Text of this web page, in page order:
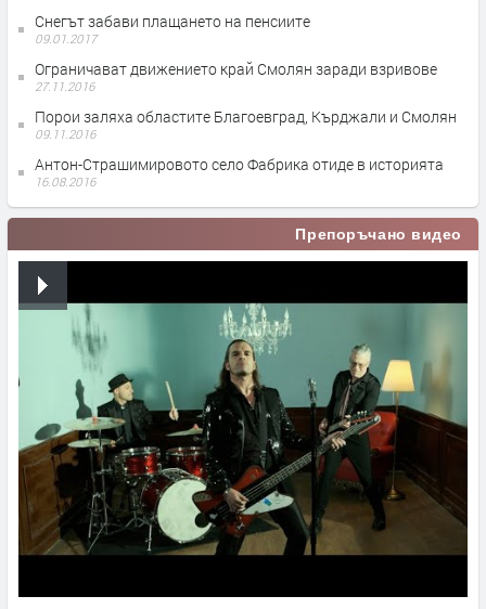
Снегът забави плащането на пенсиите
09.01.2017
Ограничават движението край Смолян заради взривове
27.11.2016
Порои заляха областите Благоевград, Кърджали и Смолян
09.11.2016
Антон-Страшимировото село Фабрика отиде в историята
16.08.2016
Препоръчано видео